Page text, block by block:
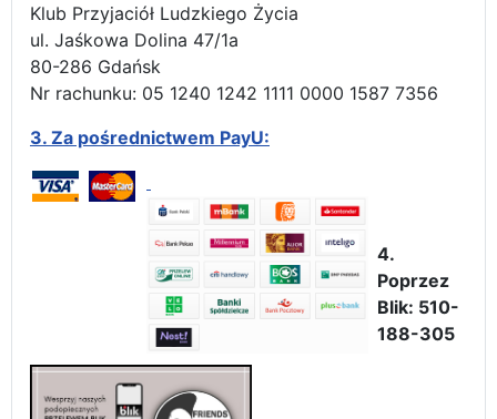
Klub Przyjaciół Ludzkiego Życia
ul. Jaśkowa Dolina 47/1a
80-286 Gdańsk
Nr rachunku: 05 1240 1242 1111 0000 1587 7356
3. Za pośrednictwem PayU:
4.
Poprzez
Blik: 510-
188-305